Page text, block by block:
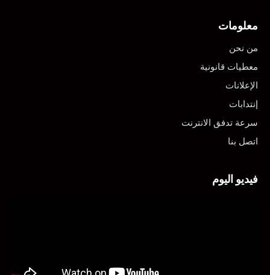
معلومات
من نحن
معطيات قانونية
الإعلانات
إنتدابات
سرعة تدفق الانترنت
اتصل بنا
فيديو اليوم